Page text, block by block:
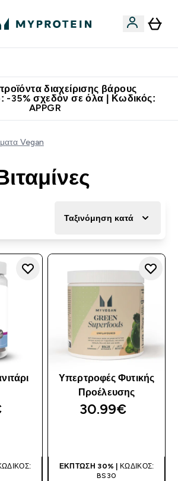
διαχείρισης βάρους
-35% σχεδόν σε όλα | Κωδικός:
APPGR
Vegan
Ταξινόμηση κατά
Υπερτροφές Φυτικής
Προέλευσης
30.99€‎
ΈΚΠΤΩΣΗ 30% |
ΚΩΔΙΚΌΣ:
BS30